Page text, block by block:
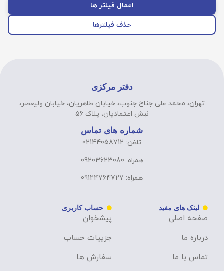
اعمال فیلتر ها
حذف فیلترها
دفتر مرکزی
تهران، محمد علی جناح جنوب، خیابان طاهریان، خیابان ولیعصر،
نبش اعتمادیان، پلاک 56
شماره های تماس
تلفن: 02144058712
همراه: 09203623080
همراه: 09124764727
لینک های مفید
صفحه اصلی
درباره ما
تماس با ما
حساب کاربری
پیشخوان
جزییات حساب
سفارش ها